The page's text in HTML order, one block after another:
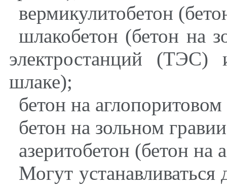
вермикулитобетон
шлакобетон (бетон на
электростанций
шлаке);
бетон на
бетон на зольном гравии
азеритобетон (бетон на
Могут